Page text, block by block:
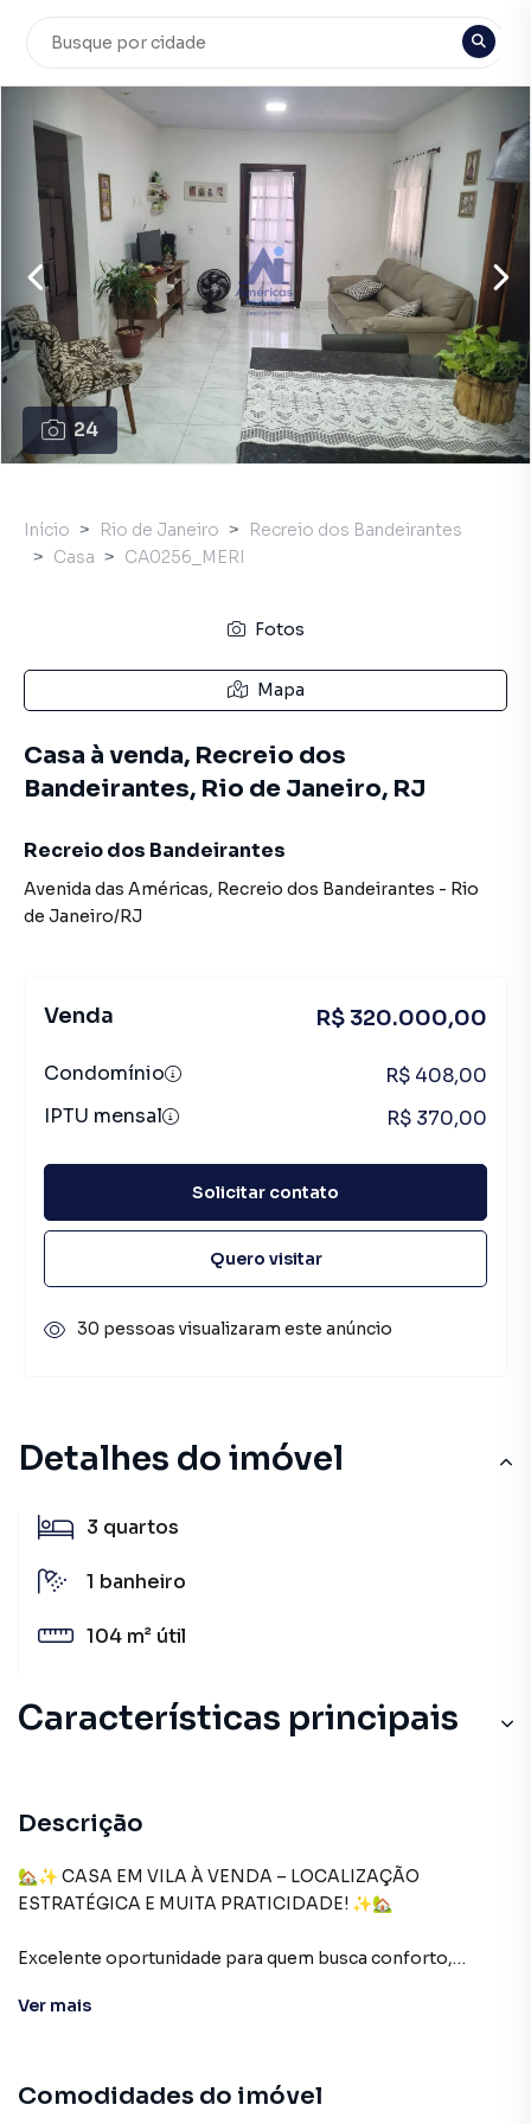
24
Detalhes do imóvel
3 quartos
1 banheiro
104 m² útil
Características principais
Descrição
🏡✨ CASA EM VILA À VENDA – LOCALIZAÇÃO
ESTRATÉGICA E MUITA PRATICIDADE! ✨🏡
Excelente oportunidade para quem busca conforto,
🚿 1 banheiro social
Ver mais
Comodidades do imóvel
Início Rio de Janeiro
Recreio dos Bandeirantes
Casa
CA0256_MERI
Fotos
Mapa
Casa à venda, Recreio dos
Bandeirantes, Rio de Janeiro, RJ
Recreio dos Bandeirantes
Avenida das Américas, Recreio dos Bandeirantes - Rio
de Janeiro/RJ
Venda R$ 320.000,00
Condomínio
R$ 408,00
IPTU mensal
R$ 370,00
Solicitar contato
Quero visitar
30 pessoas visualizaram este anúncio